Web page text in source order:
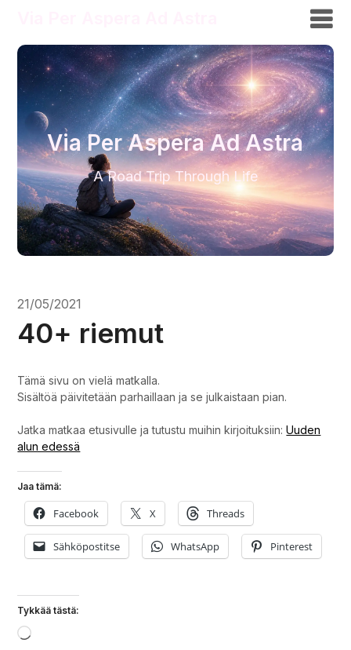
Via Per Aspera Ad Astra
A Road Trip Through Life
21/05/2021
40+ riemut
Tämä sivu on vielä matkalla.
Sisältöä päivitetään parhaillaan ja se julkaistaan pian.
Jatka matkaa etusivulle ja tutustu muihin kirjoituksiin:Uuden
alun edessä
Jaa tämä:
Facebook X Threads
Sähköpostitse WhatsApp Pinterest
Tykkää tästä:
Loading…